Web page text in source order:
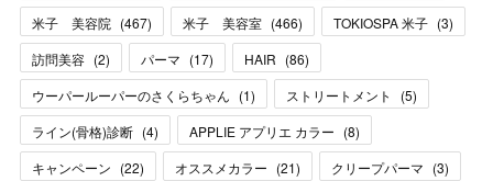
米子 美容院 (467) 米子 美容室 (466) TOKIOSPA 米子 (3)
訪問美容 (2) パーマ (17) HAIR (86)
ウーパールーパーのさくらちゃん (1) ストリートメント (5)
ライン(骨格)診断 (4) APPLIE アプリエ カラー (8)
キャンペーン (22) オススメカラー (21) クリープパーマ (3)